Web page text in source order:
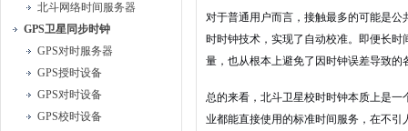
北斗网络时间服务器
GPS卫星同步时钟
GPS对时服务器
GPS授时设备
GPS对时设备
GPS校时设备
对于普通用户而言，接触最多的可能是
时时钟技术，实现了自动校准。即便长
量，也从根本上避免了因时钟误差导致的
总的来看，北斗卫星校时时钟本质上是
业都能直接使用的标准时间服务，在不